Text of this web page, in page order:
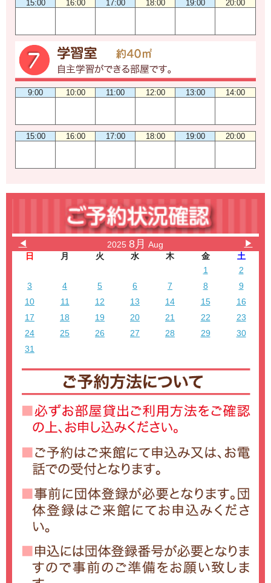
15:00 16:00 17:00 18:00 19:00 20:00
9:00 10:00 11:00 12:00 13:00 14:00
15:00 16:00 17:00 18:00 19:00 20:00
◀ 2025 8月 Aug
▶
日
月 火 水 木 金
土
1
2
3
4 5 6 7 8
9
10
11 12 13 14 15
16
17
18 19 20 21 22
23
24
25 26 27 28 29
30
31